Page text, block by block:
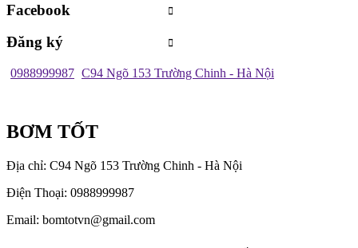
Facebook
Đăng ký
0988999987 C94 Ngõ 153 Trường Chinh - Hà Nội
BƠM TỐT
Địa chỉ: C94 Ngõ 153 Trường Chinh - Hà Nội
Điện Thoại: 0988999987
Email: bomtotvn@gmail.com